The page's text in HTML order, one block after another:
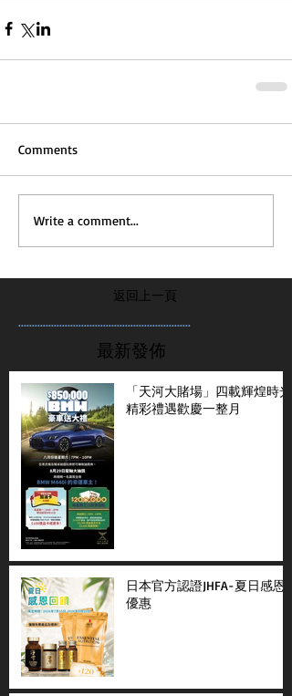
Comments
Write a comment...
返回上一頁
...............................................................
最新發佈
「天河大賭場」四載輝煌時光
精彩禮遇歡慶一整月
日本官方認證JHFA-夏日感恩
優惠